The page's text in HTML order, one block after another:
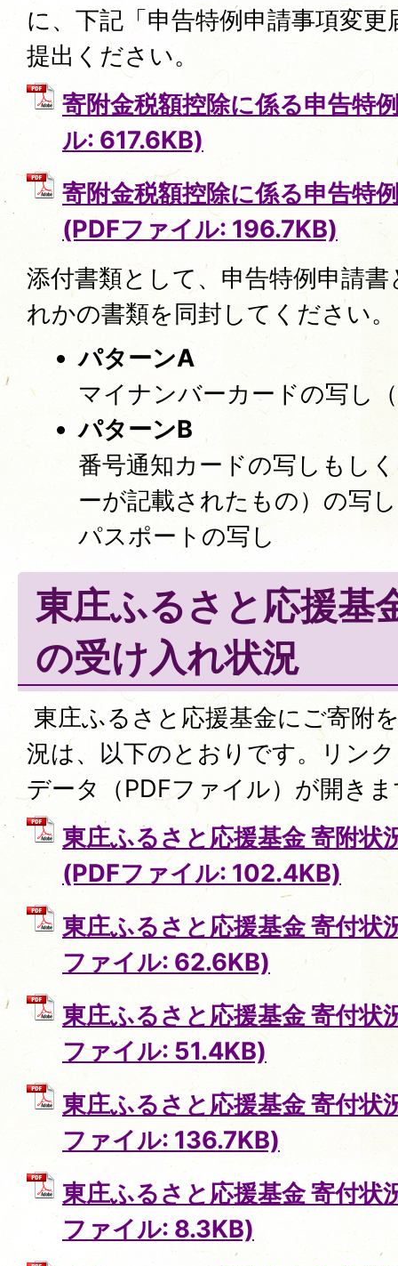
に、下記「申告特例申請事項変
提出ください。
寄附金税額控除に係る申告特
ル: 617.6KB)
寄附金税額控除に係る申告特
(PDFファイル: 196.7KB)
添付書類として、申告特例申請
れかの書類を同封してください。
パターンA
マイナンバーカードの写し
パターンB
番号通知カードの写しもし
ーが記載されたもの）の写
パスポートの写し
東庄ふるさと応援基
の受け入れ状況
東庄ふるさと応援基金にご寄附
況は、以下のとおりです。リン
データ（PDFファイル）が開き
東庄ふるさと応援基金 寄附状
(PDFファイル: 102.4KB)
東庄ふるさと応援基金 寄付状
ファイル: 62.6KB)
東庄ふるさと応援基金 寄付状
ファイル: 51.4KB)
東庄ふるさと応援基金 寄付状
ファイル: 136.7KB)
東庄ふるさと応援基金 寄付状
ファイル: 8.3KB)